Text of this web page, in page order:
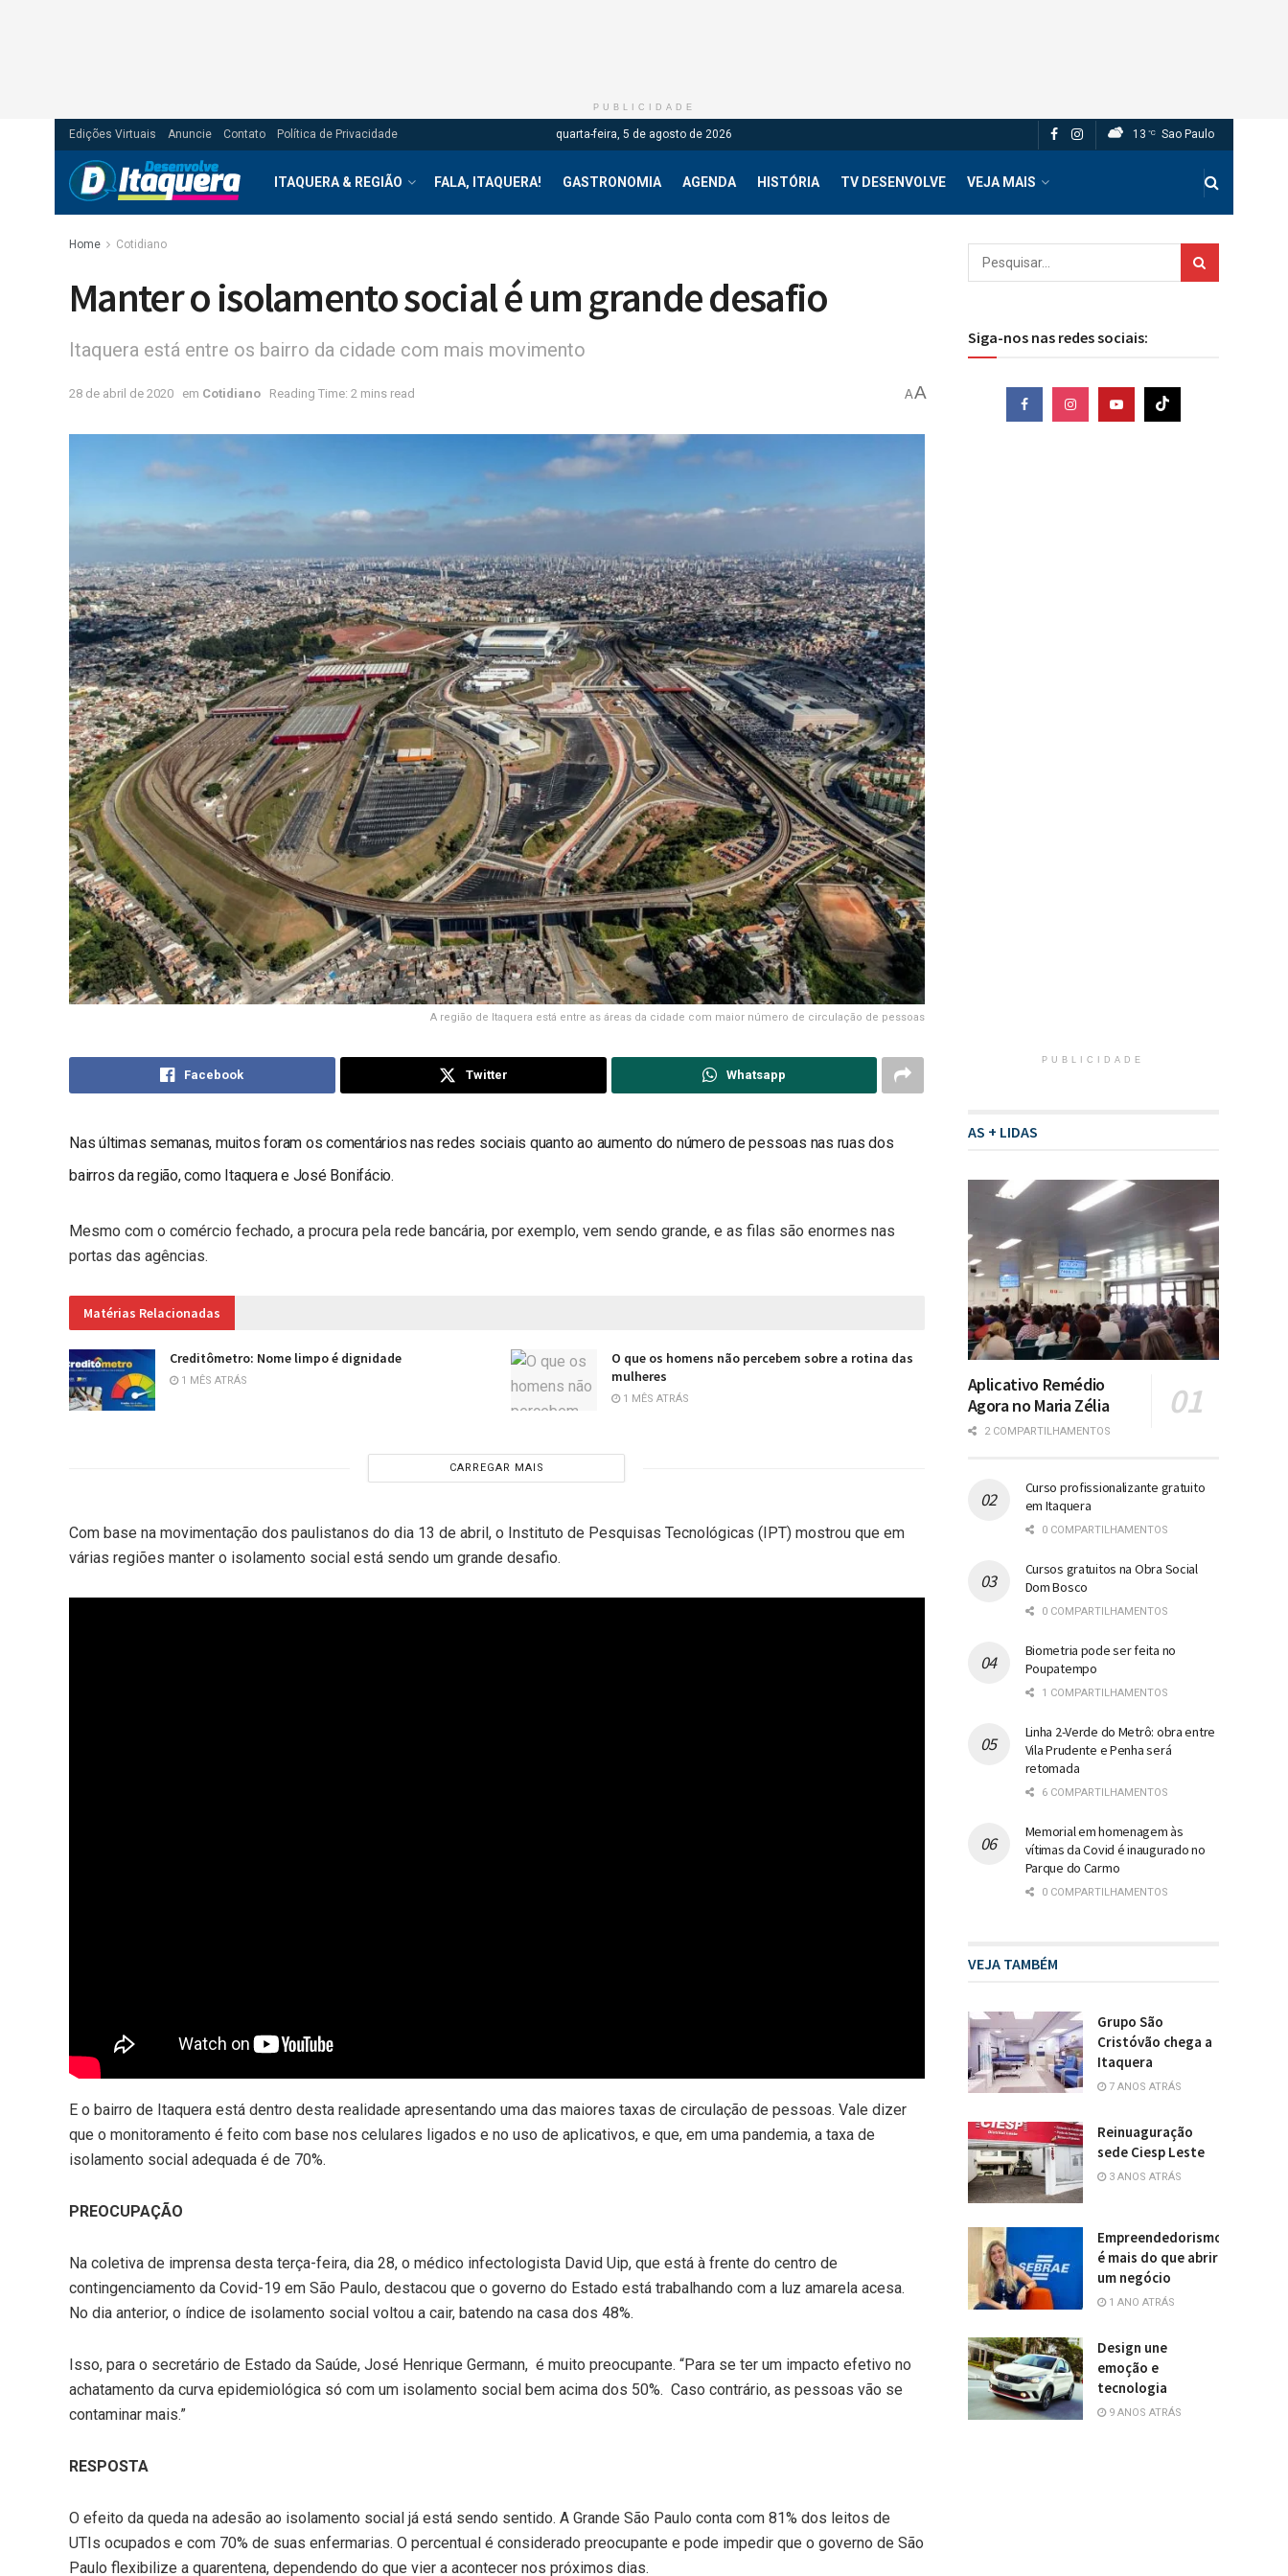
PUBLICIDADE
Edições Virtuais Anuncie Contato Política de Privacidade quarta-feira, 5 de agosto de 2026 13 °C Sao Paulo
ITAQUERA & REGIÃO FALA, ITAQUERA! GASTRONOMIA AGENDA HISTÓRIA TV DESENVOLVE VEJA MAIS
Home Cotidiano
Manter o isolamento social é um grande desafio
Itaquera está entre os bairro da cidade com mais movimento
28 de abril de 2020 em Cotidiano Reading Time: 2 mins read AA
A região de Itaquera está entre as áreas da cidade com maior número de circulação de pessoas
Facebook Twitter Whatsapp
Nas últimas semanas, muitos foram os comentários nas redes sociais quanto ao aumento do número de pessoas nas ruas dos
bairros da região, como Itaquera e José Bonifácio.
Mesmo com o comércio fechado, a procura pela rede bancária, por exemplo, vem sendo grande, e as filas são enormes nas
portas das agências.
Matérias Relacionadas
Creditômetro: Nome limpo é dignidade
1 MÊS ATRÁS
O que os homens não percebem sobre a rotina das
mulheres
1 MÊS ATRÁS
CARREGAR MAIS
Com base na movimentação dos paulistanos do dia 13 de abril, o Instituto de Pesquisas Tecnológicas (IPT) mostrou que em
várias regiões manter o isolamento social está sendo um grande desafio.
E o bairro de Itaquera está dentro desta realidade apresentando uma das maiores taxas de circulação de pessoas. Vale dizer
que o monitoramento é feito com base nos celulares ligados e no uso de aplicativos, e que, em uma pandemia, a taxa de
isolamento social adequada é de 70%.
PREOCUPAÇÃO
Na coletiva de imprensa desta terça-feira, dia 28, o médico infectologista David Uip, que está à frente do centro de
contingenciamento da Covid-19 em São Paulo, destacou que o governo do Estado está trabalhando com a luz amarela acesa.
No dia anterior, o índice de isolamento social voltou a cair, batendo na casa dos 48%.
Isso, para o secretário de Estado da Saúde, José Henrique Germann, é muito preocupante. “Para se ter um impacto efetivo no
achatamento da curva epidemiológica só com um isolamento social bem acima dos 50%. Caso contrário, as pessoas vão se
contaminar mais.”
RESPOSTA
O efeito da queda na adesão ao isolamento social já está sendo sentido. A Grande São Paulo conta com 81% dos leitos de
UTIs ocupados e com 70% de suas enfermarias. O percentual é considerado preocupante e pode impedir que o governo de São
Paulo flexibilize a quarentena, dependendo do que vier a acontecer nos próximos dias.
Siga-nos nas redes sociais:
PUBLICIDADE
AS + LIDAS
Aplicativo Remédio
Agora no Maria Zélia
2 COMPARTILHAMENTOS
Curso profissionalizante gratuito
em Itaquera
0 COMPARTILHAMENTOS
Cursos gratuitos na Obra Social
Dom Bosco
0 COMPARTILHAMENTOS
Biometria pode ser feita no
Poupatempo
1 COMPARTILHAMENTOS
Linha 2-Verde do Metrô: obra entre
Vila Prudente e Penha será
retomada
6 COMPARTILHAMENTOS
Memorial em homenagem às
vítimas da Covid é inaugurado no
Parque do Carmo
0 COMPARTILHAMENTOS
VEJA TAMBÉM
Grupo São
Cristóvão chega a
Itaquera
7 ANOS ATRÁS
Reinuaguração
sede Ciesp Leste
3 ANOS ATRÁS
Empreendedorismo
é mais do que abrir
um negócio
1 ANO ATRÁS
Design une
emoção e
tecnologia
9 ANOS ATRÁS